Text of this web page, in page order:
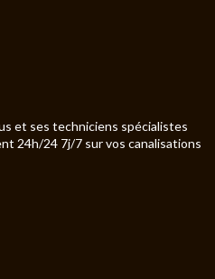
et ses techniciens spécialistes
24h/24 7j/7 sur vos canalisations